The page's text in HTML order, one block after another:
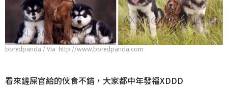
boredpanda / Via http://www.boredpanda.com
看來鏟屎官給的伙食不錯，大家都中年發福XDDD